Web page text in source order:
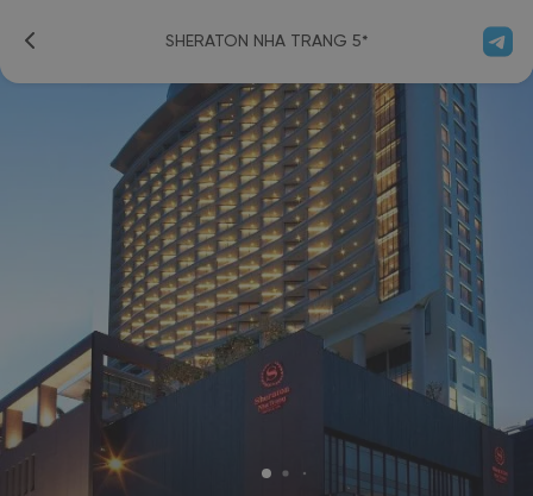
SHERATON NHA TRANG 5*